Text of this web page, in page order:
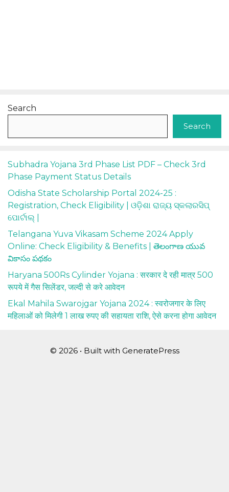
Search
Search
Subhadra Yojana 3rd Phase List PDF – Check 3rd
Phase Payment Status Details
Odisha State Scholarship Portal 2024-25 :
Registration, Check Eligibility | ଓଡ଼ିଶା ରାଜ୍ୟ ସ୍କଲାରସିପ୍
ପୋର୍ଟାଲ୍ |
Telangana Yuva Vikasam Scheme 2024 Apply
Online: Check Eligibility & Benefits | తెలంగాణ యువ
వికాసం పథకం
Haryana 500Rs Cylinder Yojana : सरकार दे रही मात्र 500
रूपये में गैस सिलेंडर, जल्दी से करे आवेदन
Ekal Mahila Swarojgar Yojana 2024 : स्वरोजगार के लिए
महिलाओं को मिलेगी 1 लाख रुपए की सहायता राशि, ऐसे करना होगा आवेदन
© 2026 • Built with GeneratePress